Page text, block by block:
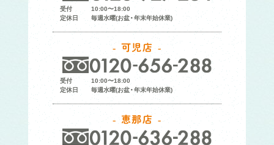
受付
10:00〜18:00
定休日
毎週水曜(お盆・年末年始休業)
可児店
受付
10:00〜18:00
定休日
毎週水曜(お盆・年末年始休業)
恵那店